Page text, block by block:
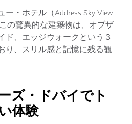
・ホテル（Address Sky View
の驚異的な建築物は、オブザ
ド、エッジウォークという３
り、スリル感と記憶に残る観
ズ・ドバイでト
体験